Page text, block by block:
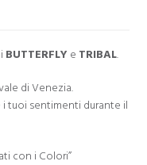
BUTTERFLY e TRIBAL.
di Venezia.
i tuoi sentimenti durante il
con i Colori”